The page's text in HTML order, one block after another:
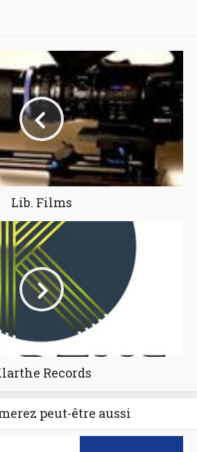
Lib. Films
Records
peut-être aussi